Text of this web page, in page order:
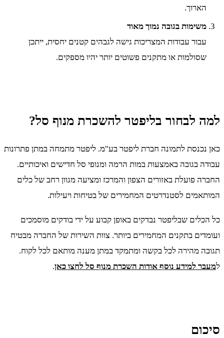
הארוך.
משימות בגובה נמוך מאוד
עבור עבודות המצריכות גישה לגבהים קטנים יחסית, ייתכן
שסולמות או מתקנים פשוטים יותר יהיו מספקים.
למה לבחור בליפטר להשכרת מנוף סל?
כאן נכנסת לתמונה חברת ליפטר בע"מ. ליפטר מתמחה במתן פתרונות
עבודה בגובה באמצעות במות הרמה ומנופי סל חדישים ואיכותיים.
החברה פועלת באזורים הצפון והמרכז ומציעה מגוון רחב של כלים
המותאמים לסטנדרטים המחמירים של בטיחות ויעילות.
כל הכלים שבליפטר נבדקים באופן קבוע על ידי בודקים מוסמכים
ועומדים בתקנים המחמירים ביותר. צוות השירות של החברה מבטיח
תגובה מהירה לכל בקשה ומתמקד במתן מענה מותאם לכל לקוח.
למעבר למידע נוסף אודות השכרת מנוף סל לחצו כאן.
סיכום